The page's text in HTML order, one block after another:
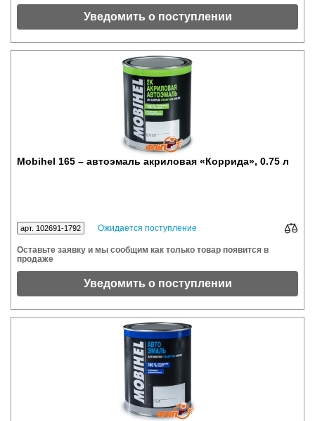
Уведомить о поступлении
Mobihel 165 – автоэмаль акриловая «Коррида», 0.75 л
арт. 102691-1792 Ожидается поступление
Оставьте заявку и мы сообщим как только товар появится в
продаже
Уведомить о поступлении